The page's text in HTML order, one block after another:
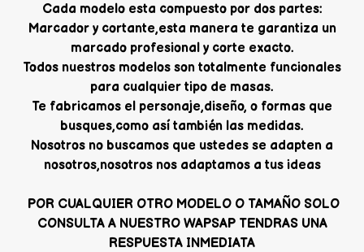
Cada modelo esta compuesto por dos partes:
Marcador y cortante,esta manera te garantiza un
marcado profesional y corte exacto.
Todos nuestros modelos son totalmente funcionales
para cualquier tipo de masas.
Te fabricamos el personaje,diseño, o formas que
busques,como así también las medidas.
Nosotros no buscamos que ustedes se adapten a
nosotros,nosotros nos adaptamos a tus ideas
POR CUALQUIER OTRO MODELO O TAMAÑO SOLO
CONSULTA A NUESTRO WAPSAP TENDRAS UNA
RESPUESTA INMEDIATA